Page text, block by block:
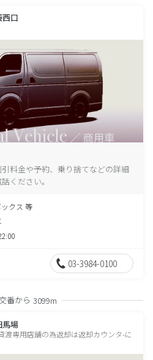
西口
料金や予約、乗り捨てなどの詳細
ください。
クス 等
03-3984-0100
番から 3099m
馬場
渡専用店舗の為返却は返却カウンタ-に